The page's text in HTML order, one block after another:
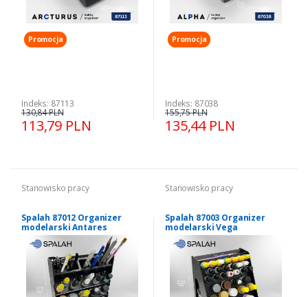
Promocja
Indeks: 87113
113,79 PLN
130,84 PLN
Promocja
Indeks: 87038
135,44 PLN
155,75 PLN
Stanowisko pracy
Spalah 87012 Organizer
modelarski Antares
Stanowisko pracy
Spalah 87003 Organizer
modelarski Vega